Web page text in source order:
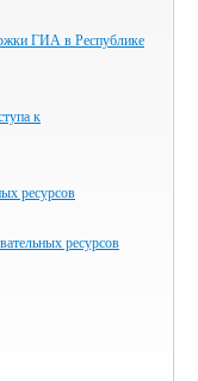
ГИА в Республике
к
ресурсов
ресурсов